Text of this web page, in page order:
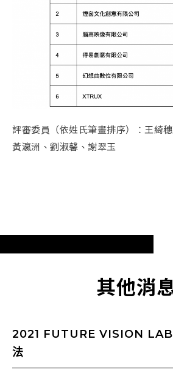
評審委員（依姓氏筆畫排序）：王綺
黃瀛洲、劉淑馨、謝翠玉
其他消
2021 FUTURE VISION LAB
法